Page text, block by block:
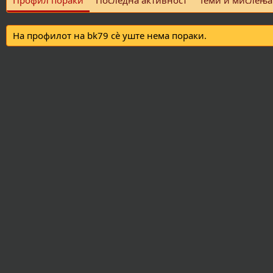
На профилот на bk79 сè уште нема пораки.